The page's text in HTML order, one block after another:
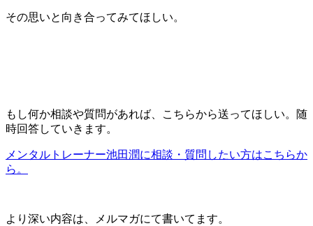
その思いと向き合ってみてほしい。
もし何か相談や質問があれば、こちらから送ってほしい。随
時回答していきます。
メンタルトレーナー池田潤に相談・質問したい方はこちらか
ら。
より深い内容は、メルマガにて書いてます。